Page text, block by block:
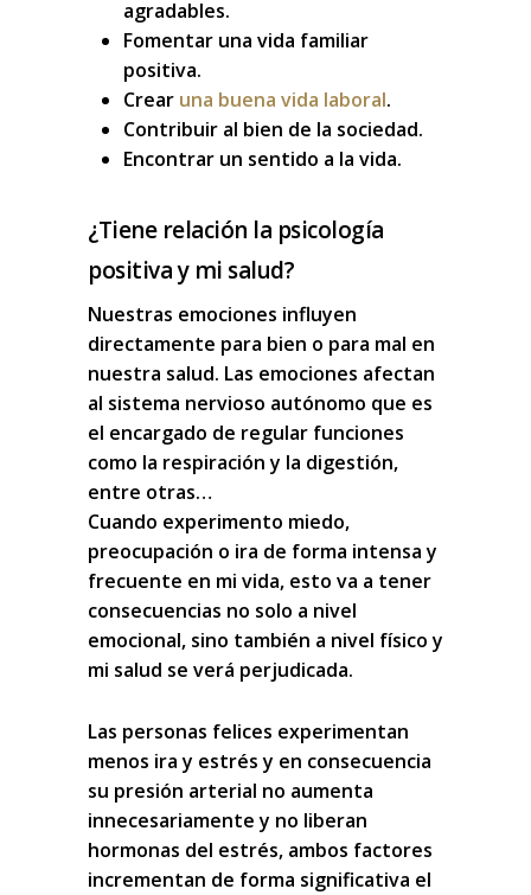
agradables.
Fomentar una vida familiar
positiva.
Crear una buena vida laboral.
Contribuir al bien de la sociedad.
Encontrar un sentido a la vida.
¿Tiene relación la psicología
positiva y mi salud?
Nuestras emociones influyen
directamente para bien o para mal en
nuestra salud. Las emociones afectan
al sistema nervioso autónomo que es
el encargado de regular funciones
como la respiración y la digestión,
entre otras…
Cuando experimento miedo,
preocupación o ira de forma intensa y
frecuente en mi vida, esto va a tener
consecuencias no solo a nivel
emocional, sino también a nivel físico y
mi salud se verá perjudicada.
Las personas felices experimentan
menos ira y estrésy en consecuencia
su presión arterial no aumenta
innecesariamente y no liberan
hormonas del estrés, ambos factores
incrementan de forma significativa el